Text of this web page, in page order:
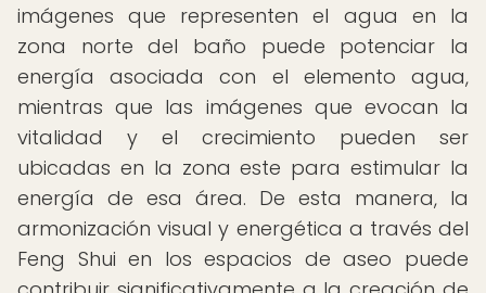
imágenes que representen el agua en la
zona norte del baño puede potenciar la
energía asociada con el elemento agua,
mientras que las imágenes que evocan la
vitalidad y el crecimiento pueden ser
ubicadas en la zona este para estimular la
energía de esa área. De esta manera, la
armonización visual y energética a través del
Feng Shui en los espacios de aseo puede